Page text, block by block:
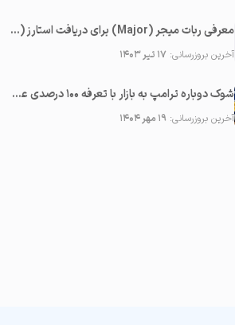
معرفی ربات میجر (Major) برای دریافت استارز (Stars) رایگان در تلگرام
آخرین بروزرسانی:۱۷ تیر ۱۴۰۳
شوک دوباره ترامپ به بازار با تعرفه ۱۰۰ درصدی علیه چین؛‌ سقوط همه رمزارزها
آخرین بروزرسانی:۱۹ مهر ۱۴۰۴